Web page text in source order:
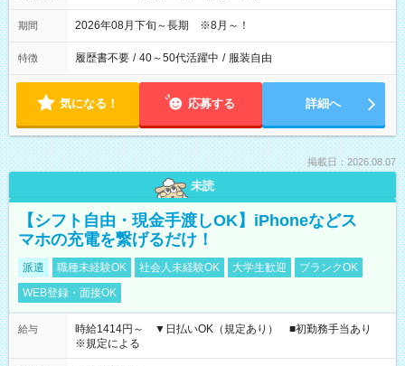
期間 2026年08月下旬～長期 ※8月～！
特徴 履歴書不要 / 40～50代活躍中 / 服装自由
気になる！ 応募する 詳細へ
掲載日：2026.08.07
未読
【シフト自由・現金手渡しOK】iPhoneなどス
マホの充電を繋げるだけ！
派遣 職種未経験OK 社会人未経験OK 大学生歓迎
ブランクOK
WEB登録・面接OK
給与
時給1414円～ ▼日払いOK（規定あり） ■初勤務手当あり
※規定による